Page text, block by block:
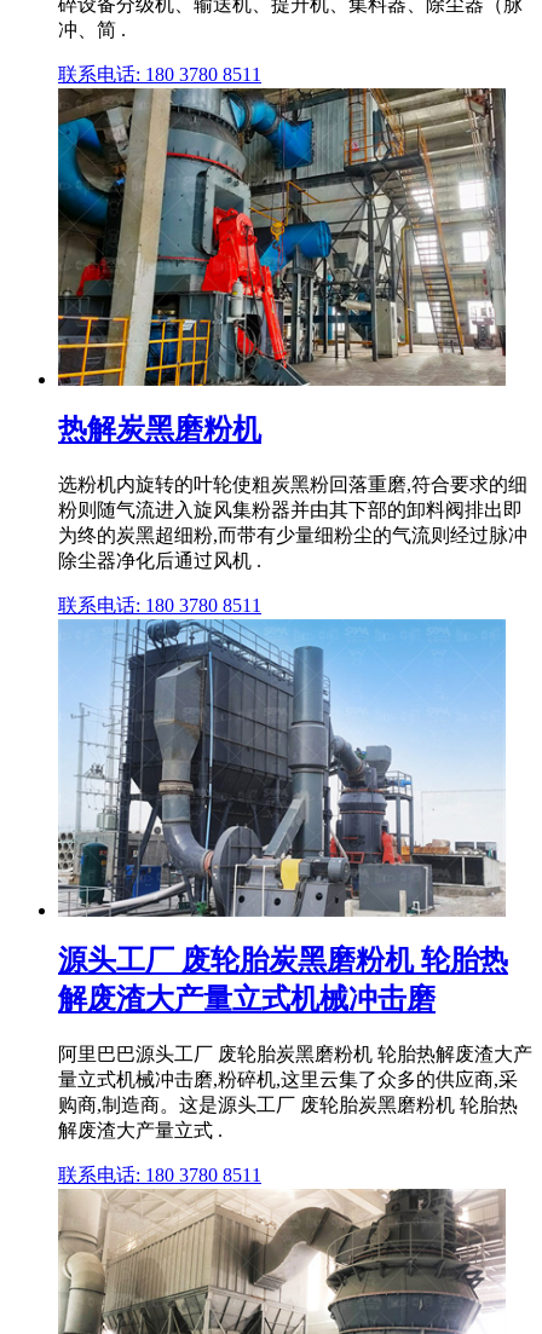
冲、简 .
联系电话: 180 3780 8511
热解炭黑磨粉机
选粉机内旋转的叶轮使粗炭黑粉回落重磨,符合要求的细
粉则随气流进入旋风集粉器并由其下部的卸料阀排出即
为终的炭黑超细粉,而带有少量细粉尘的气流则经过脉冲
除尘器净化后通过风机 .
联系电话: 180 3780 8511
源头工厂 废轮胎炭黑磨粉机 轮胎热
解废渣大产量立式机械冲击磨
阿里巴巴源头工厂 废轮胎炭黑磨粉机 轮胎热解废渣大产
量立式机械冲击磨,粉碎机,这里云集了众多的供应商,采
购商,制造商。这是源头工厂 废轮胎炭黑磨粉机 轮胎热
解废渣大产量立式 .
联系电话: 180 3780 8511